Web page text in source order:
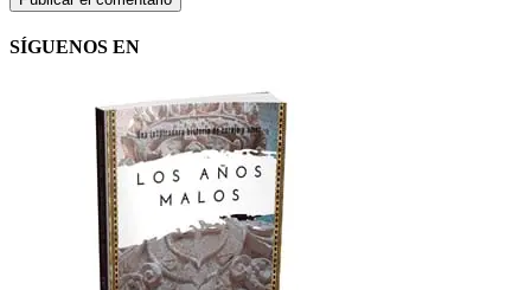
SÍGUENOS EN